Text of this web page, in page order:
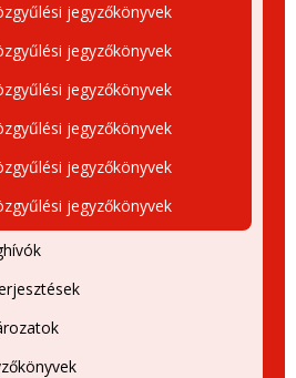
jegyzőkönyvek
jegyzőkönyvek
jegyzőkönyvek
jegyzőkönyvek
jegyzőkönyvek
jegyzőkönyvek